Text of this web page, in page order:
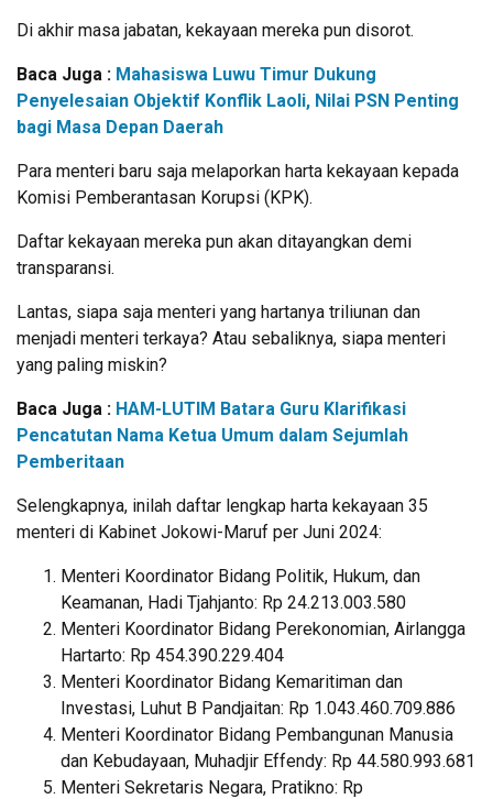
Di akhir masa jabatan, kekayaan mereka pun disorot.
Baca Juga : Mahasiswa Luwu Timur Dukung
Penyelesaian Objektif Konflik Laoli, Nilai PSN Penting
bagi Masa Depan Daerah
Para menteri baru saja melaporkan harta kekayaan kepada
Komisi Pemberantasan Korupsi (KPK).
Daftar kekayaan mereka pun akan ditayangkan demi
transparansi.
Lantas, siapa saja menteri yang hartanya triliunan dan
menjadi menteri terkaya? Atau sebaliknya, siapa menteri
yang paling miskin?
Baca Juga : HAM-LUTIM Batara Guru Klarifikasi
Pencatutan Nama Ketua Umum dalam Sejumlah
Pemberitaan
Selengkapnya, inilah daftar lengkap harta kekayaan 35
menteri di Kabinet Jokowi-Maruf per Juni 2024:
Menteri Koordinator Bidang Politik, Hukum, dan
Keamanan, Hadi Tjahjanto: Rp 24.213.003.580
Menteri Koordinator Bidang Perekonomian, Airlangga
Hartarto: Rp 454.390.229.404
Menteri Koordinator Bidang Kemaritiman dan
Investasi, Luhut B Pandjaitan: Rp 1.043.460.709.886
Menteri Koordinator Bidang Pembangunan Manusia
dan Kebudayaan, Muhadjir Effendy: Rp 44.580.993.681
Menteri Sekretaris Negara, Pratikno: Rp